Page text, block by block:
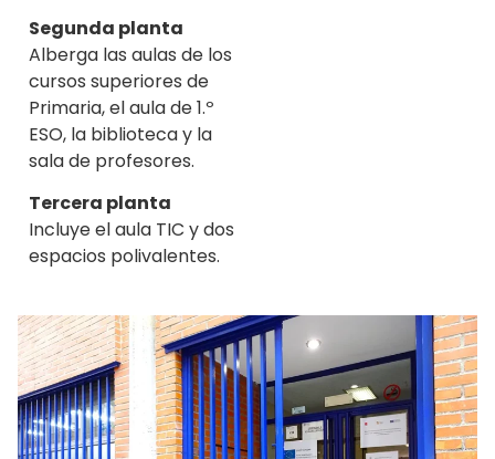
Segunda planta
Alberga las aulas de los
cursos superiores de
Primaria, el aula de 1.º
ESO, la biblioteca y la
sala de profesores.
Tercera planta
Incluye el aula TIC y dos
espacios polivalentes.